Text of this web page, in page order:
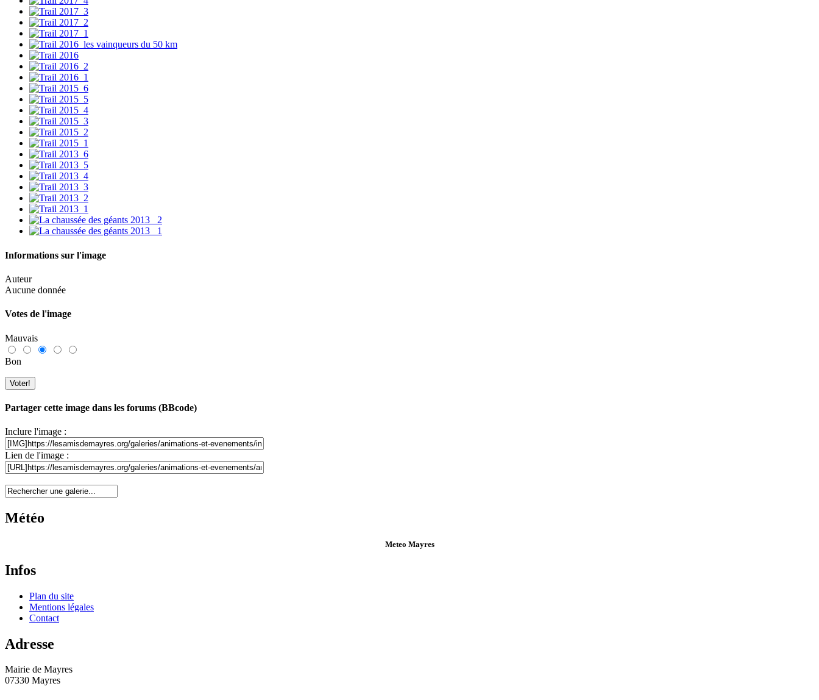
Informations sur l'image
Auteur
Aucune donnée
Votes de l'image
Mauvais
Bon
Partager cette image dans les forums (BBcode)
Inclure l'image :
Lien de l'image :
Météo
Meteo Mayres
Infos
Plan du site
Mentions légales
Contact
Adresse
Mairie de Mayres
07330 Mayres